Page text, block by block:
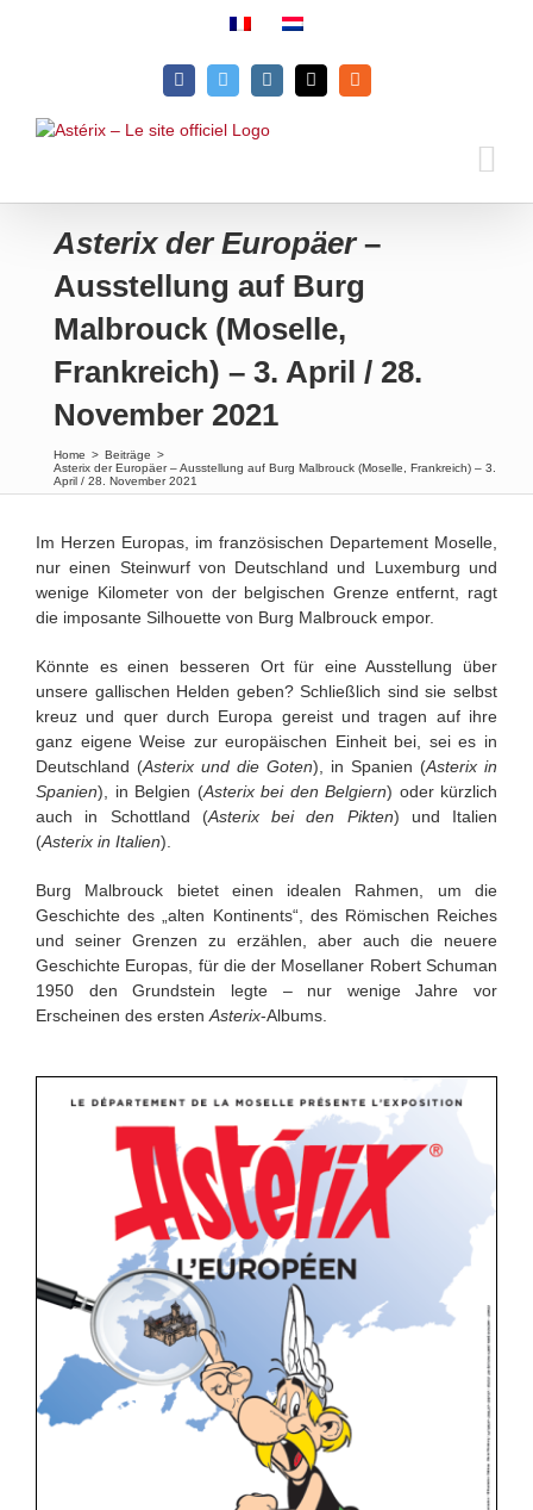
FacebookTwitterInstagramEmailRss
Asterix der Europäer–
Ausstellung auf Burg
Malbrouck (Moselle,
Frankreich) – 3. April / 28.
November 2021
Home > Beiträge >
Asterix der Europäer – Ausstellung auf Burg Malbrouck (Moselle, Frankreich) – 3.
April / 28. November 2021
Im Herzen Europas, im französischen Departement Moselle,
nur einen Steinwurf von Deutschland und Luxemburg und
wenige Kilometer von der belgischen Grenze entfernt, ragt
die imposante Silhouette von Burg Malbrouck empor.
Könnte es einen besseren Ort für eine Ausstellung über
unsere gallischen Helden geben? Schließlich sind sie selbst
kreuz und quer durch Europa gereist und tragen auf ihre
ganz eigene Weise zur europäischen Einheit bei, sei es in
Deutschland (Asterix und die Goten), in Spanien (Asterix in
Spanien), in Belgien (Asterix bei den Belgiern) oder kürzlich
auch in Schottland (Asterix bei den Pikten) und Italien
(Asterix in Italien).
Burg Malbrouck bietet einen idealen Rahmen, um die
Geschichte des „alten Kontinents“, des Römischen Reiches
und seiner Grenzen zu erzählen, aber auch die neuere
Geschichte Europas, für die der Mosellaner Robert Schuman
1950 den Grundstein legte – nur wenige Jahre vor
Erscheinen des ersten Asterix-Albums.